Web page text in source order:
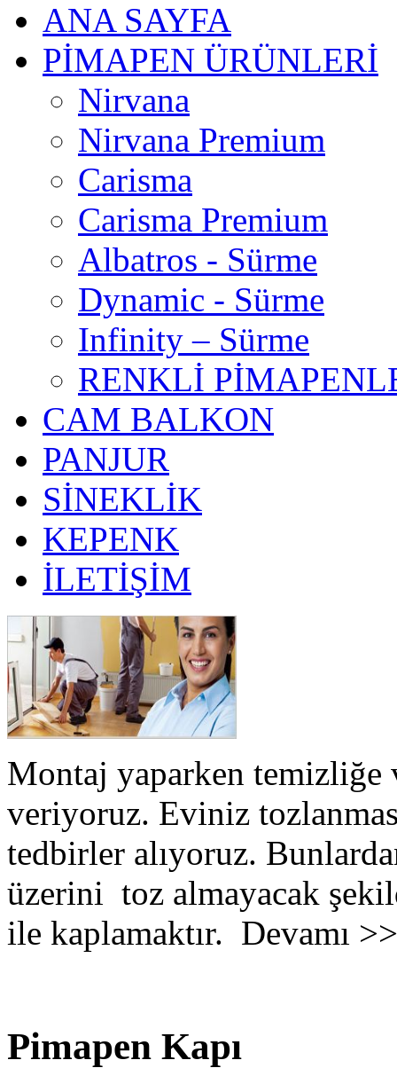
ANA SAYFA
PİMAPEN ÜRÜNLERİ
Nirvana
Nirvana Premium
Carisma
Carisma Premium
Albatros - Sürme
Dynamic - Sürme
Infinity – Sürme
RENKLİ
CAM BALKON
PANJUR
SİNEKLİK
KEPENK
İLETİŞİM
Montaj yaparken
veriyoruz. Eviniz
tedbirler alıyoruz.
üzerini toz almayacak
ile kaplamaktır. Devamı
Pimapen Kapı